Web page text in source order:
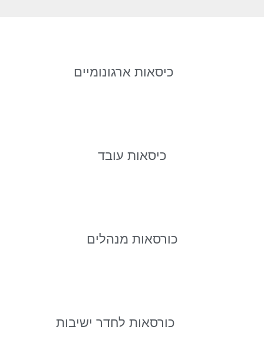
כיסאות ארגונומיים
כיסאות עובד
כורסאות מנהלים
כורסאות לחדר ישיבות